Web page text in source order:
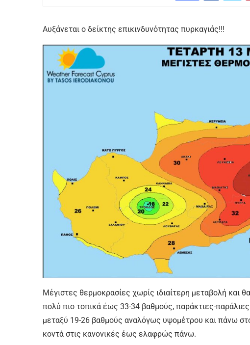
Αυξάνεται ο δείκτης επικινδυνότητας πυρκαγιάς!!!
Μέγιστες θερμοκρασίες χωρίς ιδιαίτερη μεταβολή και
πολύ πιο τοπικά έως 33-34 βαθμούς, παράκτιες-
μεταξύ 19-26 βαθμούς αναλόγως υψομέτρου και πάνω
κοντά στις κανονικές έως ελαφρώς πάνω.